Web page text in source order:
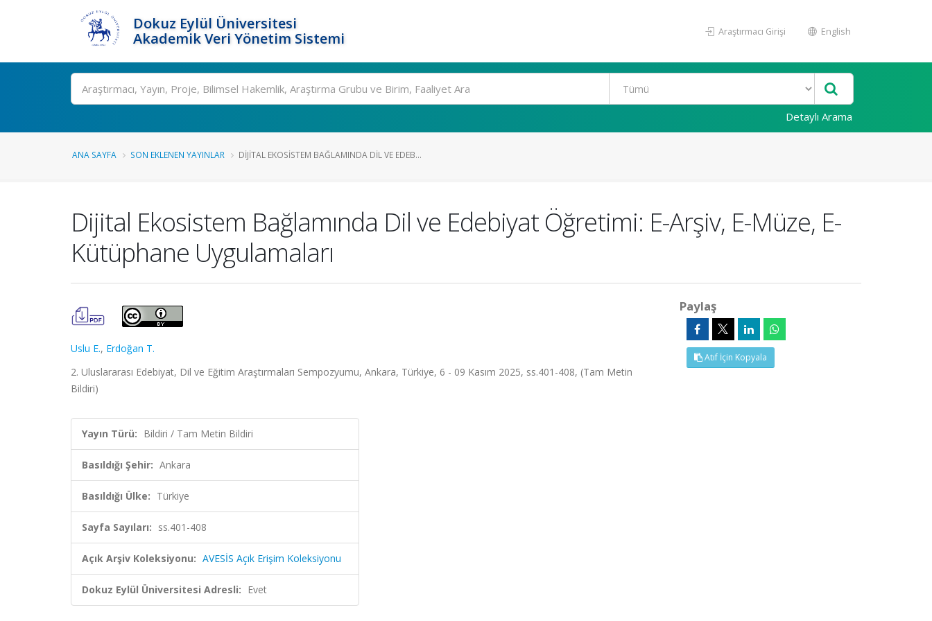
Dokuz Eylül Üniversitesi
Akademik Veri Yönetim Sistemi
Araştırmacı Girişi English
Ara
Detaylı Arama
ANA SAYFA SON EKLENEN YAYINLAR DIJITAL EKOSISTEM BAĞLAMINDA DIL VE EDEB...
Dijital Ekosistem Bağlamında Dil ve Edebiyat Öğretimi: E-Arşiv, E-Müze, E-
Kütüphane Uygulamaları
Uslu E., Erdoğan T.
2. Uluslararası Edebiyat, Dil ve Eğitim Araştırmaları Sempozyumu, Ankara, Türkiye, 6 - 09 Kasım 2025, ss.401-408, (Tam Metin
Bildiri)
Yayın Türü: Bildiri / Tam Metin Bildiri
Basıldığı Şehir: Ankara
Basıldığı Ülke: Türkiye
Sayfa Sayıları: ss.401-408
Açık Arşiv Koleksiyonu: AVESİS Açık Erişim Koleksiyonu
Dokuz Eylül Üniversitesi Adresli: Evet
Paylaş
Atıf İçin Kopyala